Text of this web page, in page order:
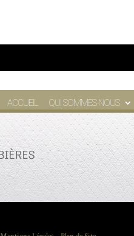
ACCUEIL QUI SOMMES-NOUS